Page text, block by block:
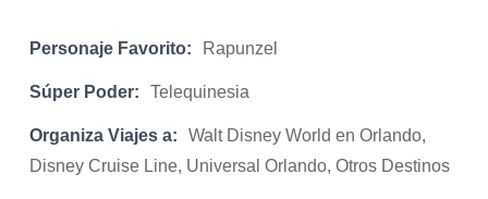
Personaje Favorito: Rapunzel
Súper Poder: Telequinesia
Organiza Viajes a:
Walt Disney World en Orlando,
Disney Cruise Line, Universal Orlando, Otros Destinos